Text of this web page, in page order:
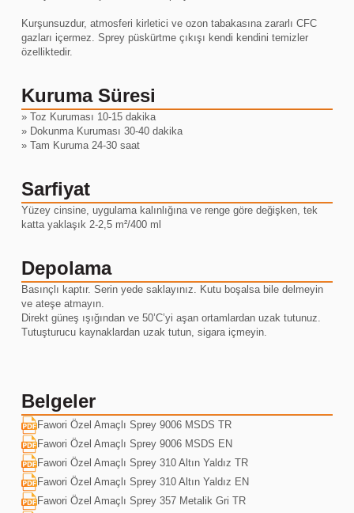
Kurşunsuzdur, atmosferi kirletici ve ozon tabakasına zararlı CFC
gazları içermez. Sprey püskürtme çıkışı kendi kendini temizler
özelliktedir.
Kuruma Süresi
» Toz Kuruması 10-15 dakika
» Dokunma Kuruması 30-40 dakika
» Tam Kuruma 24-30 saat
Sarfiyat
Yüzey cinsine, uygulama kalınlığına ve renge göre değişken, tek
katta yaklaşık 2-2,5 m²/400 ml
Depolama
Basınçlı kaptır. Serin yede saklayınız. Kutu boşalsa bile delmeyin
ve ateşe atmayın.
Direkt güneş ışığından ve 50’C’yi aşan ortamlardan uzak tutunuz.
Tutuşturucu kaynaklardan uzak tutun, sigara içmeyin.
Belgeler
Fawori Özel Amaçlı Sprey 9006 MSDS TR
Fawori Özel Amaçlı Sprey 9006 MSDS EN
Fawori Özel Amaçlı Sprey 310 Altın Yaldız TR
Fawori Özel Amaçlı Sprey 310 Altın Yaldız EN
Fawori Özel Amaçlı Sprey 357 Metalik Gri TR